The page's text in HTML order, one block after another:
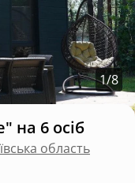
1/8
на 6 осіб
область